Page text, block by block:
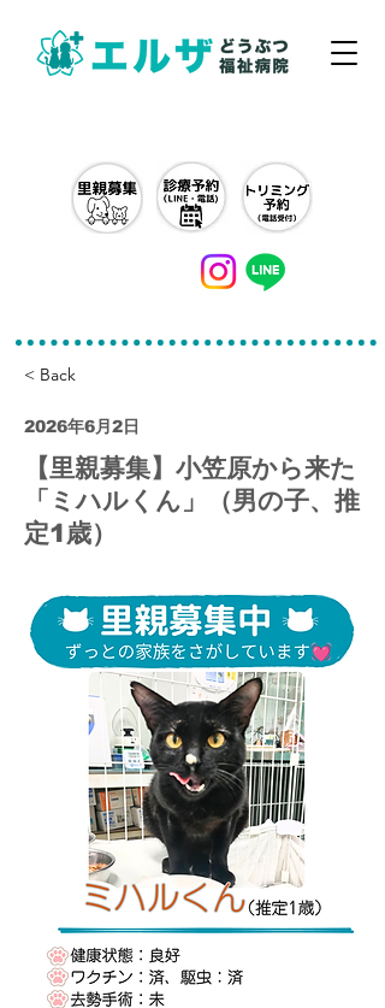
< Back
2026年6月2日
【里親募集】小笠原から来た
「ミハルくん」（男の子、推
定1歳）